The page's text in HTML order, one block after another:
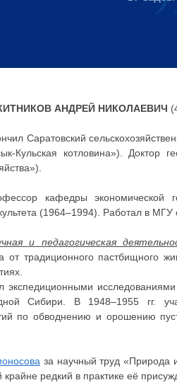
АНДРЕЙ НИКОЛАЕВИЧ
Саратовский
Кульская котловина»). Доктор
кафедры экономической
(1964–1994). Работал в МГУ
и педагогическая
традиционного пастбищного
экспедиционными
Сибири. В 1948–1955 гг.
по обводнению и орошению
за научный труд «Природа
редкий в практике её